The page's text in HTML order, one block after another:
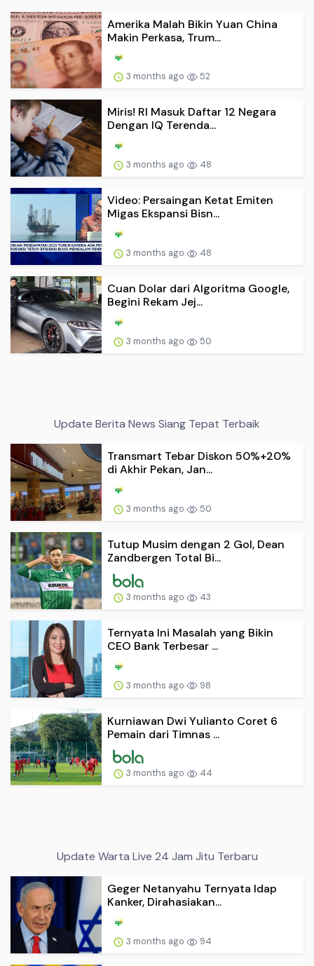
Amerika Malah Bikin Yuan China
Makin Perkasa, Trum...
3 months ago 52
Miris! RI Masuk Daftar 12 Negara
Dengan IQ Terenda...
3 months ago 48
Video: Persaingan Ketat Emiten
Migas Ekspansi Bisn...
3 months ago 48
Cuan Dolar dari Algoritma Google,
Begini Rekam Jej...
3 months ago 50
Update Berita News Siang Tepat Terbaik
Transmart Tebar Diskon 50%+20%
di Akhir Pekan, Jan...
3 months ago 50
Tutup Musim dengan 2 Gol, Dean
Zandbergen Total Bi...
3 months ago 43
Ternyata Ini Masalah yang Bikin
CEO Bank Terbesar ...
3 months ago 98
Kurniawan Dwi Yulianto Coret 6
Pemain dari Timnas ...
3 months ago 44
Update Warta Live 24 Jam Jitu Terbaru
Geger Netanyahu Ternyata Idap
Kanker, Dirahasiakan...
3 months ago 94